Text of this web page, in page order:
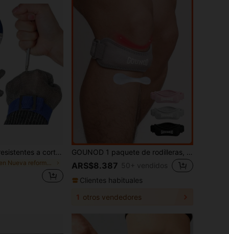
1 pieza Guantes resistentes a cortes de acero inoxidable Talla S/M/L/XL/XXL/XXXL GOUNOD 1 paquete de rodilleras, correa de soporte para la rótula, banda estabilizadora ajustable del tendón rotuliano, para baloncesto, running, senderismo, voleibol, tenis, sentadillas
ARS$8.387 50+ vendidos
Clientes habituales
1 otros vendedores